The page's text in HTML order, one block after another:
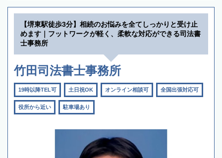
【堺東駅徒歩3分】相続のお悩みを全てしっかりと受け止
めます｜フットワークが軽く、柔軟な対応ができる司法書
士事務所
竹田司法書士事務所
19時以降TEL可 土日祝OK オンライン相談可 全国出張対応可
役所から近い 駐車場あり